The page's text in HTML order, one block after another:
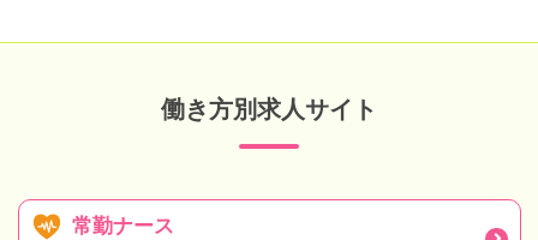
働き方別求人サイト
常勤ナース